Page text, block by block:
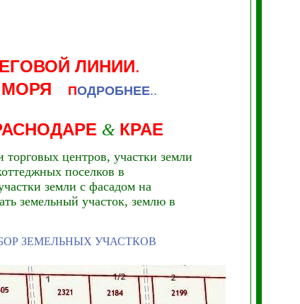
ЛИНИИ.
МОРЯ ПОДРОБНЕЕ..
& КРАЕ
торговых центров, участки земли
поселков в
земли с фасадом на
земельный участок, землю в
ЗЕМЕЛЬНЫХ УЧАСТКОВ